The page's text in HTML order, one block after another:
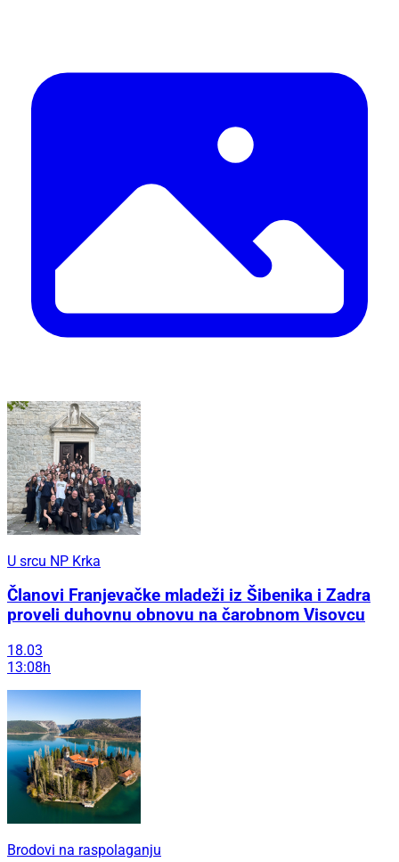
U srcu NP Krka
Članovi Franjevačke mladeži iz Šibenika i Zadra
proveli duhovnu obnovu na čarobnom Visovcu
18.03
13:08h
Brodovi na raspolaganju